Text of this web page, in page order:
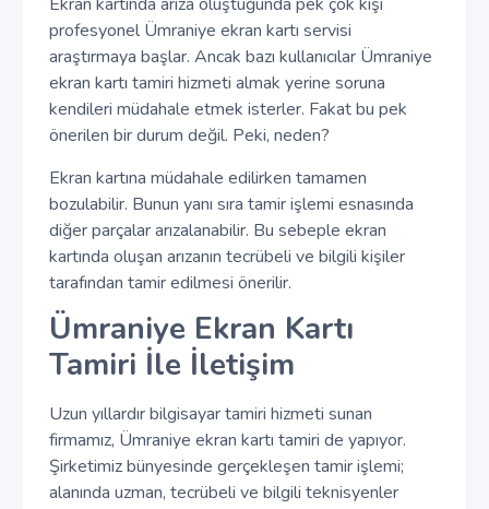
Ekran kartında arıza oluştuğunda pek çok kişi
profesyonel Ümraniye ekran kartı servisi
araştırmaya başlar. Ancak bazı kullanıcılar Ümraniye
ekran kartı tamiri hizmeti almak yerine soruna
kendileri müdahale etmek isterler. Fakat bu pek
önerilen bir durum değil. Peki, neden?
Ekran kartına müdahale edilirken tamamen
bozulabilir. Bunun yanı sıra tamir işlemi esnasında
diğer parçalar arızalanabilir. Bu sebeple ekran
kartında oluşan arızanın tecrübeli ve bilgili kişiler
tarafından tamir edilmesi önerilir.
Ümraniye Ekran Kartı
Tamiri İle İletişim
Uzun yıllardır bilgisayar tamiri hizmeti sunan
firmamız, Ümraniye ekran kartı tamiri de yapıyor.
Şirketimiz bünyesinde gerçekleşen tamir işlemi;
alanında uzman, tecrübeli ve bilgili teknisyenler